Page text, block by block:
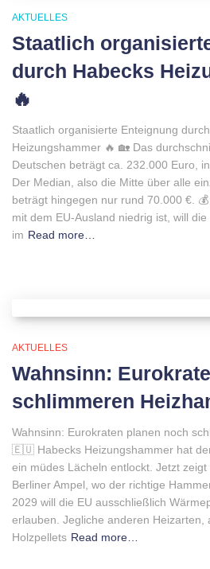
AKTUELLES
Staatlich
durch Habecks
🔥
Staatlich organisierte Enteignung
Heizungshammer 🔥 🏡 Das
Deutschen beträgt ca. 232.000 Euro,
Der Median, also die Mitte über alle
beträgt hingegen nur rund 70.000 €.
mit dem EU-Ausland niedrig ist, will
im Read more…
AKTUELLES
Wahnsinn:
schlimmeren
Wahnsinn: Eurokraten planen noch
🇪🇺 Habecks Heizungshammer hat
ein müdes Lächeln entlockt. Jetzt zeigt
Berliner Ampel, wo der richtige
2029 will die EU ausschließlich
erlauben. Jegliche anderen Heizarten,
Holzpellets Read more…